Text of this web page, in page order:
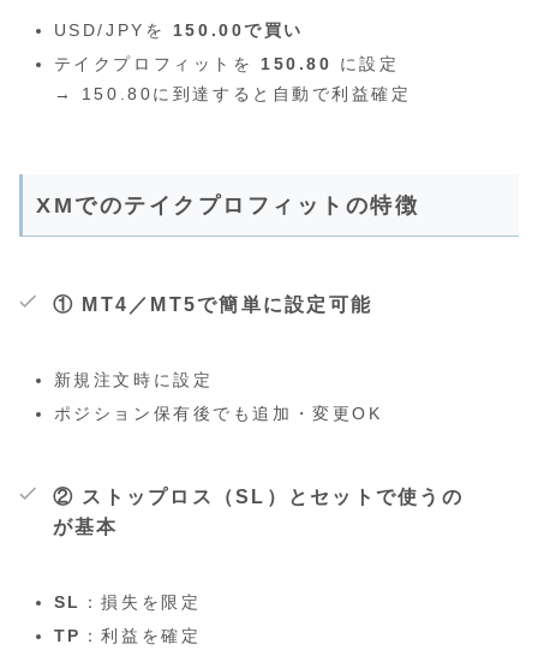
USD/JPYを 150.00で買い
テイクプロフィットを 150.80
に設定
→ 150.80に到達すると自動で利益確定
XMでのテイクプロフィットの特徴
① MT4／MT5で簡単に設定可能
新規注文時に設定
ポジション保有後でも追加・変更OK
② ストップロス（SL）とセットで使うの
が基本
SL
：損失を限定
TP ：利益を確定